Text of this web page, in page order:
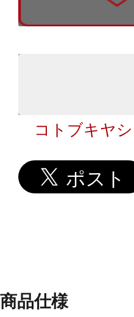
コトブキヤ
商品仕様